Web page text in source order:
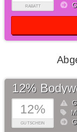
RABATT
12%
GUTSCHEIN
12%